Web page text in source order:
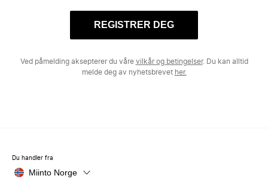
REGISTRER DEG
Ved påmelding aksepterer du våre vilkår og betingelser. Du kan alltid
melde deg av nyhetsbrevet her.
Du handler fra
Miinto Norge